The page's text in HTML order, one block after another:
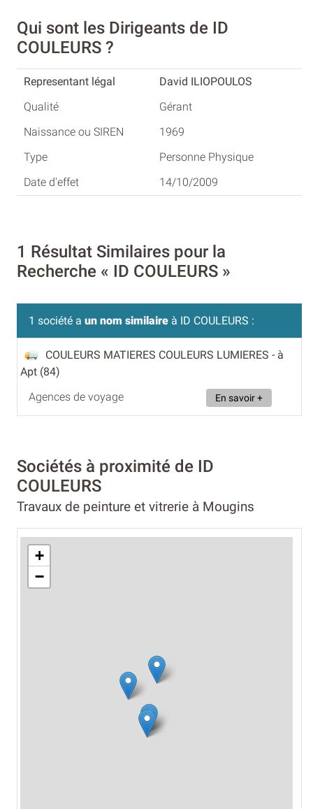
Qui sont les Dirigeants de ID
COULEURS ?
David ILIOPOULOS
Gérant
1969
Personne Physique
14/10/2009
1 Résultat Similaires pour la
Recherche « ID COULEURS »
1 société a un nom similaire à ID COULEURS :
COULEURS MATIERES COULEURS LUMIERES - à
Apt (84)
Agences de voyage
En savoir +
Sociétés à proximité de ID
COULEURS
Travaux de peinture et vitrerie à Mougins
+
−